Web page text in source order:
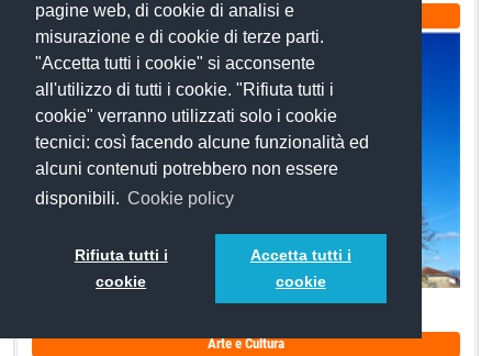
pagine web, di cookie di analisi e
misurazione e di cookie di terze parti.
"Accetta tutti i cookie" si acconsente
all'utilizzo di tutti i cookie. "Rifiuta tutti i
cookie" verranno utilizzati solo i cookie
tecnici: così facendo alcune funzionalità ed
alcuni contenuti potrebbero non essere
disponibili. Cookie policy
Rifiuta tutti i
cookie
Accetta tutti i
cookie
Arte e Cultura
Torre angioina e Castello Medievale Talamo – Atenolfi
Arte e Cultura